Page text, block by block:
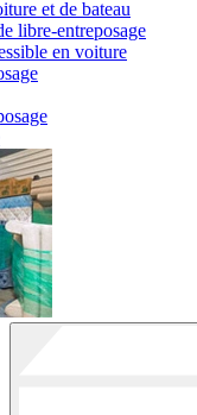
et de bateau
libre-entreposage
en voiture